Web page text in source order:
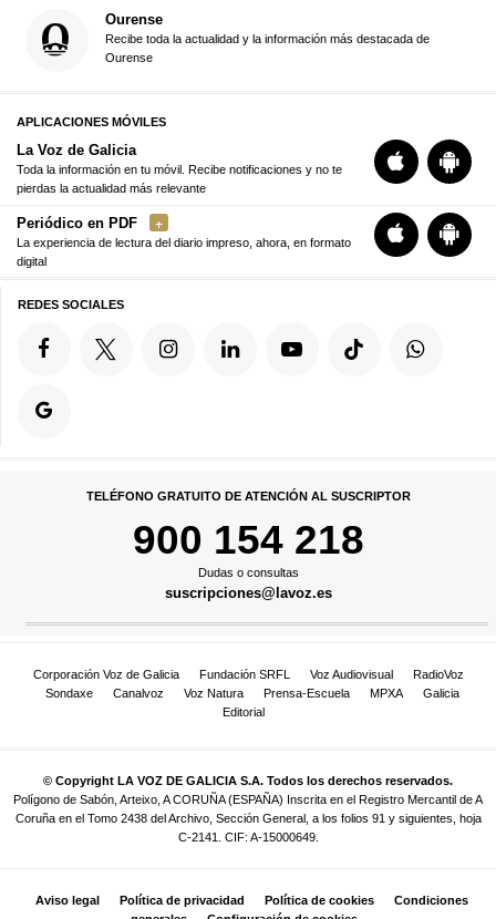
Ourense
Recibe toda la actualidad y la información más destacada de
Ourense
APLICACIONES MÓVILES
La Voz de Galicia
Toda la información en tu móvil. Recibe notificaciones y no te
pierdas la actualidad más relevante
Periódico en PDF
La experiencia de lectura del diario impreso, ahora, en formato
digital
REDES SOCIALES
TELÉFONO GRATUITO DE ATENCIÓN AL SUSCRIPTOR
900 154 218
Dudas o consultas
suscripciones@lavoz.es
Corporación Voz de Galicia Fundación SRFL Voz Audiovisual
RadioVoz
Sondaxe
Canalvoz Voz Natura Prensa-Escuela MPXA
Galicia
Editorial
© Copyright LA VOZ DE GALICIA S.A. Todos los derechos reservados.
Polígono de Sabón, Arteixo, A CORUÑA (ESPAÑA) Inscrita en el Registro Mercantil de A
Coruña en el Tomo 2438 del Archivo, Sección General, a los folios 91 y siguientes, hoja
C-2141. CIF: A-15000649.
Aviso legal Política de privacidad Política de cookies
Condiciones